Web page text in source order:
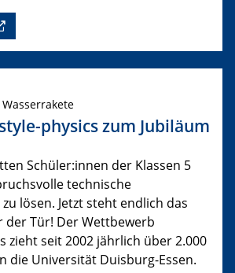
physics zum Jubiläum
Schüler:innen der Klassen 5
technische
lösen. Jetzt steht endlich das
der Tür! Der Wettbewerb
zieht seit 2002 jährlich über 2.000
die Universität Duisburg-Essen.